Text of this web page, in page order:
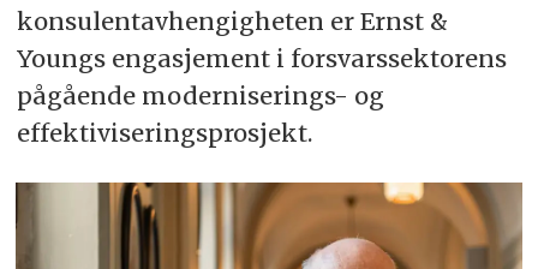
konsulentavhengigheten er Ernst &
Youngs engasjement i forsvarssektorens
pågående moderniserings- og
effektiviseringsprosjekt.